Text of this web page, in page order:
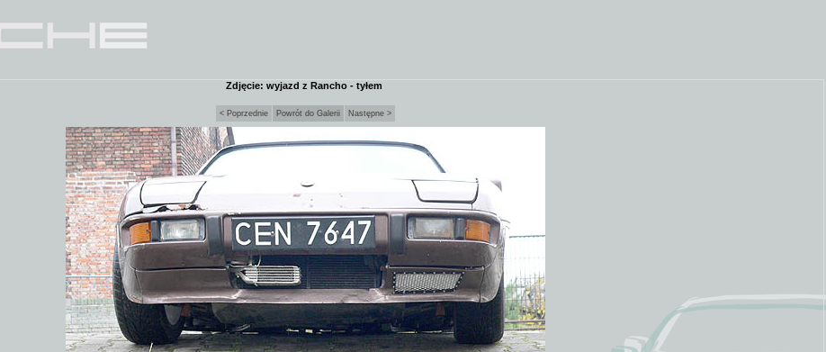
Zdjęcie: wyjazd z Rancho - tyłem
< Poprzednie Powrót do Galerii Następne >